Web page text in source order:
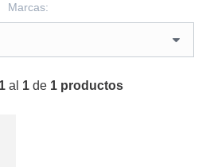
Marcas:
1 al 1 de 1 productos